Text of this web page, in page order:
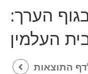
הערך:
העלמין
התוצאות